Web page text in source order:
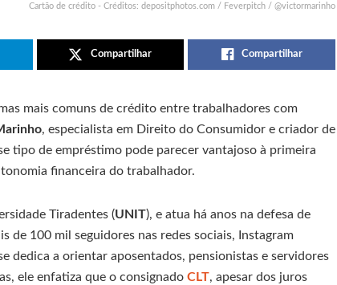
Cartão de crédito - Créditos: depositphotos.com / Feverpitch / @victormarinho
Compartilhar Compartilhar
mais comuns de crédito entre trabalhadores com
, especialista em Direito do Consumidor e criador de
tipo de empréstimo pode parecer vantajoso à primeira
financeira do trabalhador.
Tiradentes (UNIT), e atua há anos na defesa de
de 100 mil seguidores nas redes sociais, Instagram
dedica a orientar aposentados, pensionistas e servidores
ele enfatiza que o consignado CLT, apesar dos juros